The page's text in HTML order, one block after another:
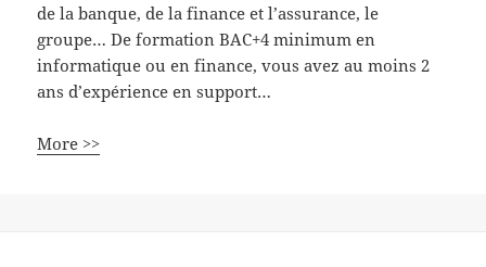
de la banque, de la finance et l’assurance, le
groupe… De formation BAC+4 minimum en
informatique ou en finance, vous avez au moins 2
ans d’expérience en support…
More >>